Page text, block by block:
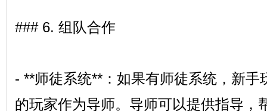
### 6. 组队合作
- **师徒系统**：如果有师徒系统，新手
的玩家作为导师。导师可以提供指导，